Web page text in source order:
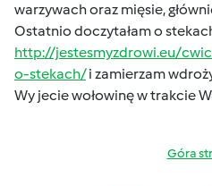
warzywach oraz mięsie,
Ostatnio doczytałam o
http://jestesmyzdrowi.eu/
o-stekach/i zamierzam
Wy jecie wołowinę w trakcie
Góra